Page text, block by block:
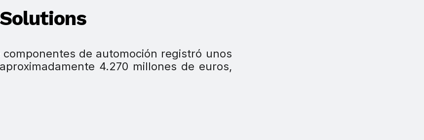
de automoción registró unos
4.270 millones de euros,